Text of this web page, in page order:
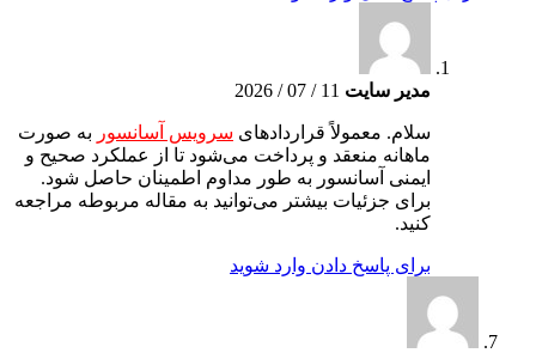
مدیر سایت 11 / 07 / 2026
سلام. معمولاً قراردادهای سرویس آسانسور به صورت
ماهانه منعقد و پرداخت می‌شود تا از عملکرد صحیح و
ایمنی آسانسور به طور مداوم اطمینان حاصل شود.
برای جزئیات بیشتر می‌توانید به مقاله مربوطه مراجعه
کنید.
برای پاسخ دادن وارد شوید